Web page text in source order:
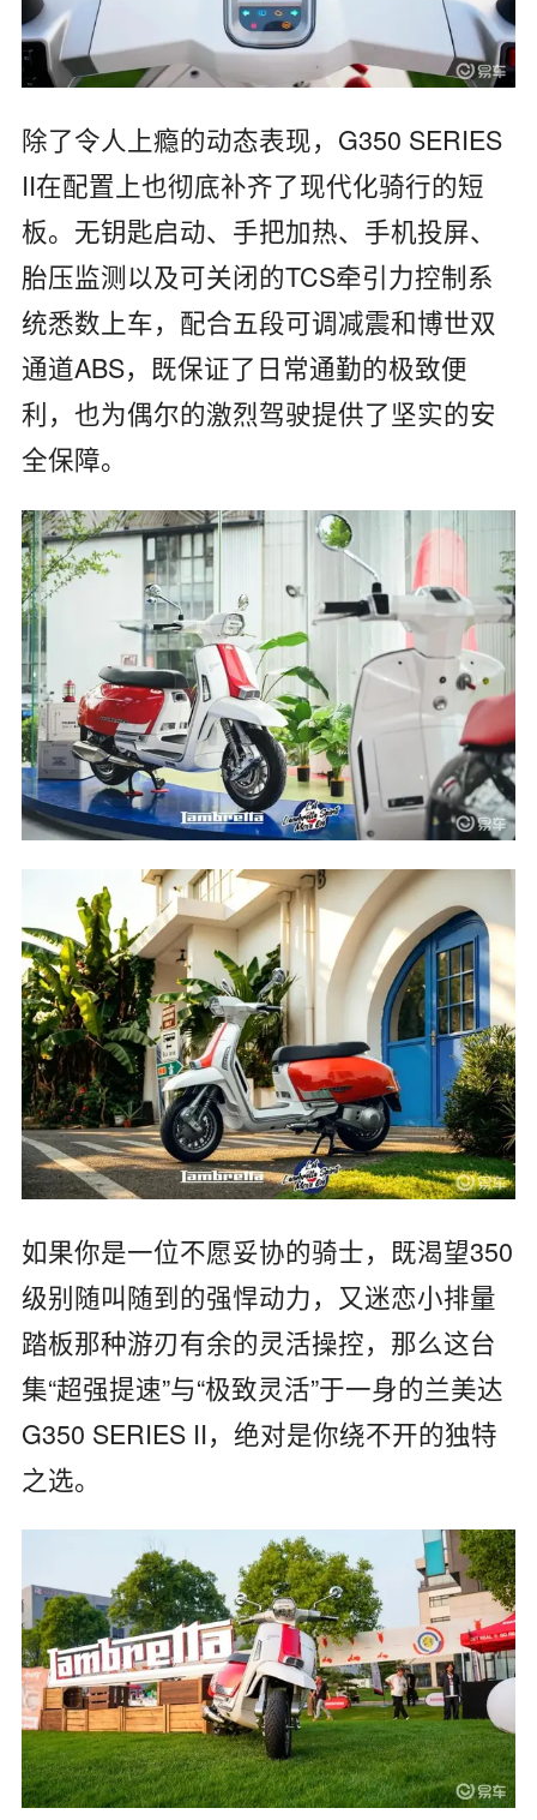
除了令人上瘾的动态表现，G350 SERIES
II在配置上也彻底补齐了现代化骑行的短
板。无钥匙启动、手把加热、手机投屏、
胎压监测以及可关闭的TCS牵引力控制系
统悉数上车，配合五段可调减震和博世双
通道ABS，既保证了日常通勤的极致便
利，也为偶尔的激烈驾驶提供了坚实的安
全保障。
如果你是一位不愿妥协的骑士，既渴望350
级别随叫随到的强悍动力，又迷恋小排量
踏板那种游刃有余的灵活操控，那么这台
集“超强提速”与“极致灵活”于一身的兰美达
G350 SERIES II，绝对是你绕不开的独特
之选。